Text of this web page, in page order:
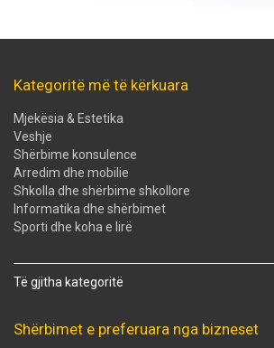
Kategoritë më të kërkuara
Mjekësia & Estetika
Veshje
Shërbime konsulence
Arredim dhe mobilie
Shkolla dhe shërbime shkollore
Informatika dhe shërbimet
Sporti dhe koha e lirë
Të gjitha kategoritë
Shërbimet e preferuara nga bizneset